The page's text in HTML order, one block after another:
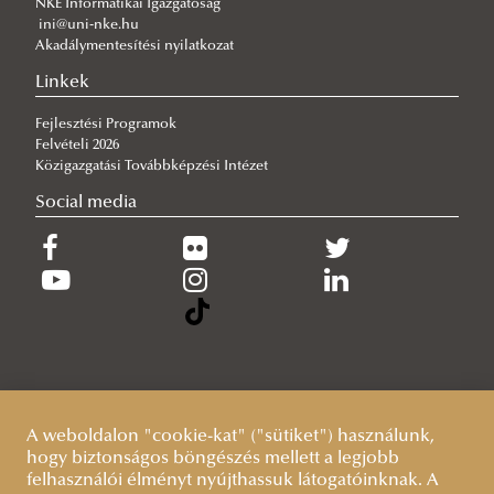
A gyermek mindenek felett
2026/07/27
Hamarosan indul a jelentkezés az egyetemi pótfelvételire
NKE Informatikai Igazgatóság
ini@uni-nke.hu
Akadálymentesítési nyilatkozat
Linkek
Fejlesztési Programok
Felvételi 2026
Közigazgatási Továbbképzési Intézet
Social media
A weboldalon "cookie-kat" ("sütiket") használunk,
hogy biztonságos böngészés mellett a legjobb
felhasználói élményt nyújthassuk látogatóinknak. A